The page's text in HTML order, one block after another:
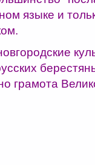
языке и
грамота